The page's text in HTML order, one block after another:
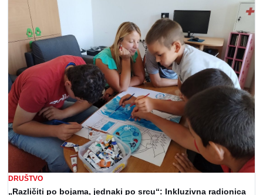
DRUŠTVO
„Različiti po bojama, jednaki po srcu“: Inkluzivna radionica